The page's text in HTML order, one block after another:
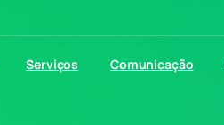
Serviços Comunicação